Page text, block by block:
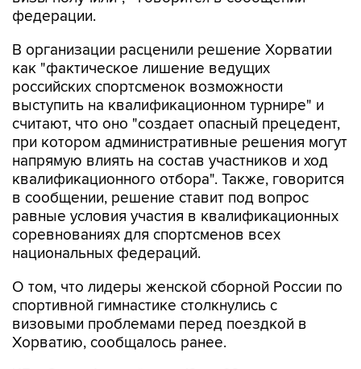
В организации расценили решение Хорватии
российских спортсменок возможности
выступить на квалификационном турнире" и
считают, что оно "создает опасный прецедент,
при котором административные решения могут
напрямую влиять на состав участников и ход
квалификационного отбора". Также, говорится
в сообщении, решение ставит под вопрос
равные условия участия в квалификационных
соревнованиях для спортсменов всех
национальных федераций.
О том, что лидеры женской сборной России по
визовыми проблемами перед поездкой в
Хорватию, сообщалось ранее.
ЧЕ в Загребе пройдет с 13 по 23 августа и